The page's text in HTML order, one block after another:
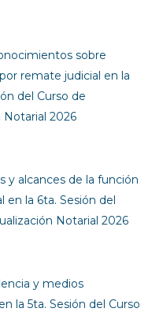
sobre
remate judicial en la
del Curso de
2026
y alcances de la función
en la 6ta. Sesión del
Notarial 2026
y medios
la 5ta. Sesión del Curso